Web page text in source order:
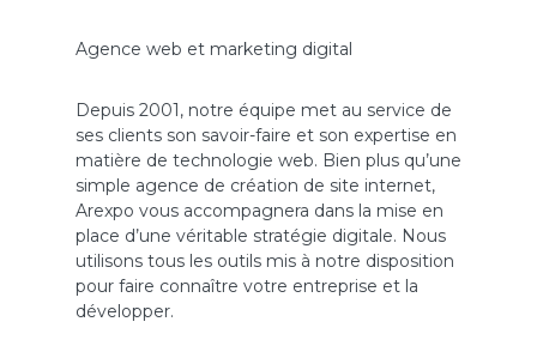
Agence web et marketing digital
Depuis 2001, notre équipe met au service de
ses clients son savoir-faire et son expertise en
matière de technologie web. Bien plus qu’une
simple agence de création de site internet,
Arexpo vous accompagnera dans la mise en
place d’une véritable stratégie digitale. Nous
utilisons tous les outils mis à notre disposition
pour faire connaître votre entreprise et la
développer.